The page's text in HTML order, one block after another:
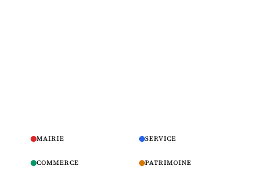
MAIRIE SERVICE
COMMERCE PATRIMOINE